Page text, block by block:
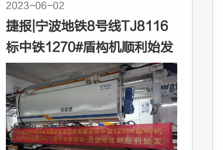
2023-06-02
捷报|宁波地铁8号线TJ8116
标中铁1270#盾构机顺利始发